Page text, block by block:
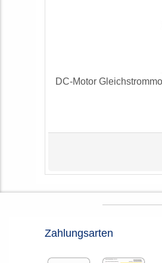
DC-Motor
Zahlungsarten